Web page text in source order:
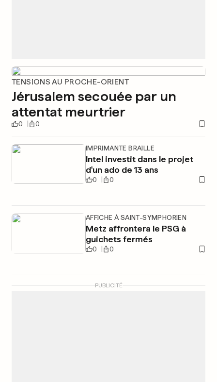
TENSIONS AU PROCHE-ORIENT
Jérusalem secouée par un
attentat meurtrier
0 0
IMPRIMANTE BRAILLE
Intel investit dans le projet
d'un ado de 13 ans
0 0
AFFICHE À SAINT-SYMPHORIEN
Metz affrontera le PSG à
guichets fermés
0 0
PUBLICITÉ